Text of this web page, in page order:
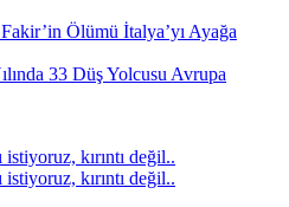
Ölümü İtalya’yı Ayağa
33 Düş Yolcusu Avrupa